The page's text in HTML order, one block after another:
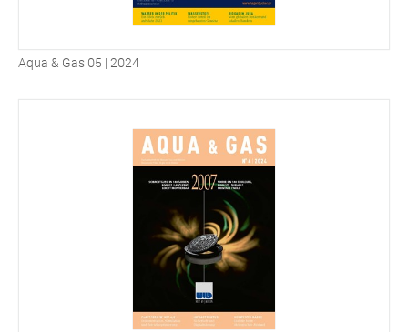
Aqua & Gas 05 | 2024